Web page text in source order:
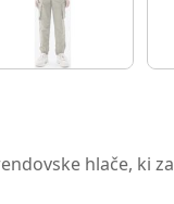
hlače, ki